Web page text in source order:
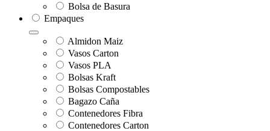
Bolsa de Basura
Empaques
Almidon Maiz
Vasos Carton
Vasos PLA
Bolsas Kraft
Bolsas Compostables
Bagazo Caña
Contenedores Fibra
Contenedores Carton